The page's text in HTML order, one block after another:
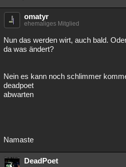
omatyr
ehemaliges Mitglied
Nun das werden wirt, auch bald.
da was ändert?
Nein es kann noch schlimmer
deadpoet
abwarten
Namaste
DeadPoet